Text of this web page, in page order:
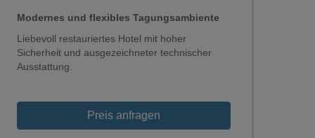
Modernes und flexibles Tagungsambiente
Liebevoll restauriertes Hotel mit hoher
Sicherheit und ausgezeichneter technischer
Ausstattung.
Preis anfragen